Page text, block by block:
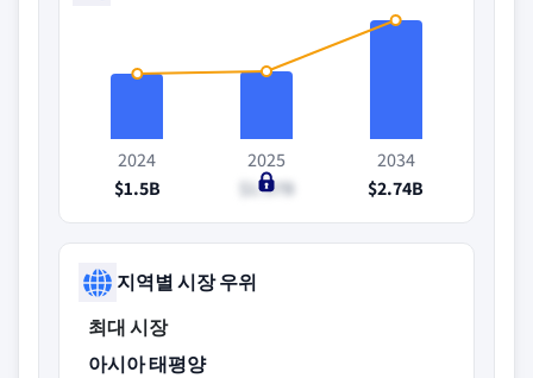
2024
$1.5B
2025
$1.57B
2034
$2.74B
지역별 시장 우위
최대 시장
아시아 태평양